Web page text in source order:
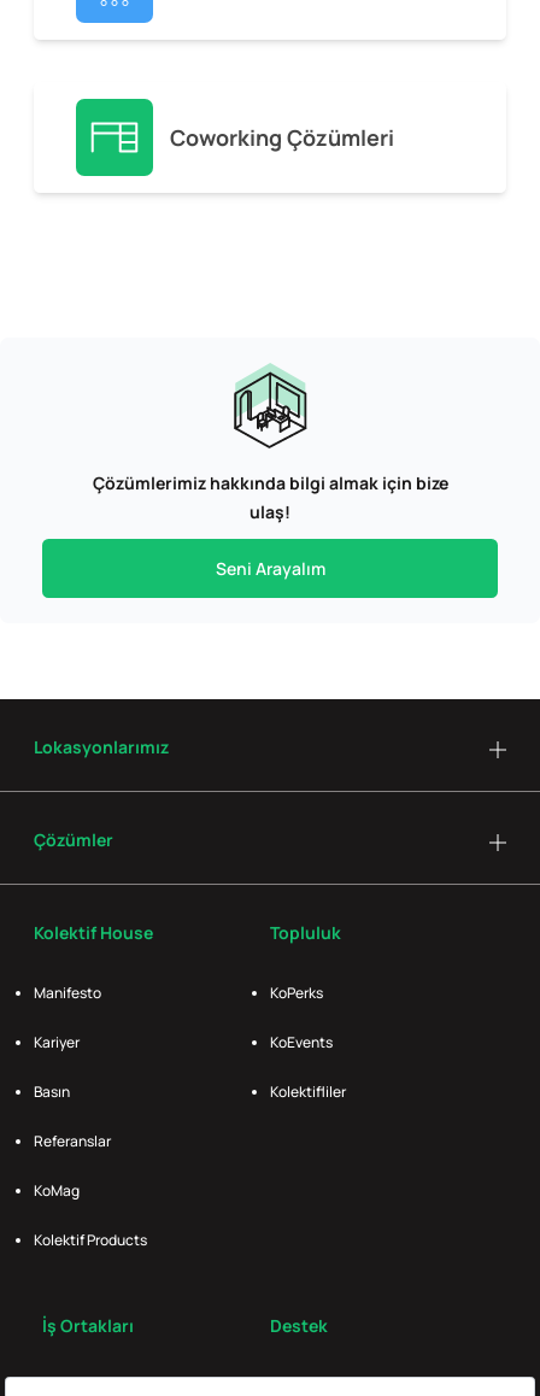
Coworking Çözümleri
Çözümlerimiz hakkında bilgi almak için bize
ulaş!
Seni Arayalım
Kolektif House
Manifesto
Kariyer
Basın
Referanslar
KoMag
Kolektif Products
Topluluk
KoPerks
KoEvents
Kolektifliler
İş Ortakları Destek
Lokasyonlarımız
Çözümler